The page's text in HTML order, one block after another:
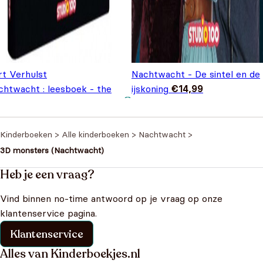
Verhulst
: leesboek - the
Nachtwacht - De sintel en de
ijskoning €14,99
Kinderboeken > Alle kinderboeken > Nachtwacht >
3D monsters (Nachtwacht)
Heb je een vraag?
Vind binnen no-time antwoord op je vraag op onze
klantenservice pagina.
Klantenservice
Alles van Kinderboekjes.nl